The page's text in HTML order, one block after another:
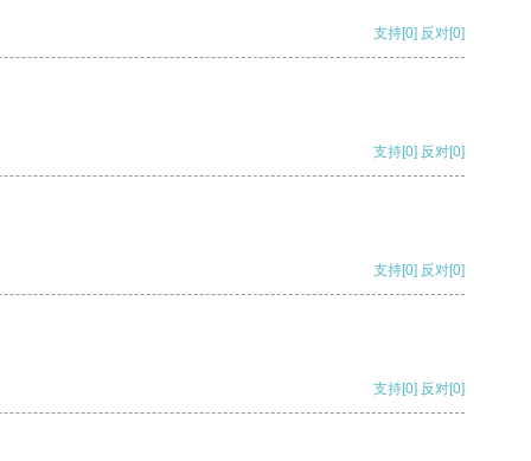
支持[0] 反对[0]
支持[0] 反对[0]
支持[0] 反对[0]
支持[0] 反对[0]